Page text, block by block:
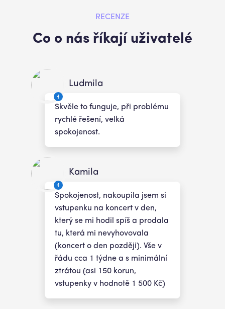
RECENZE
Co o nás říkají uživatelé
Ludmila
Skvěle to funguje, při problému
rychlé řešení, velká
spokojenost.
Kamila
Spokojenost, nakoupila jsem si
vstupenku na koncert v den,
který se mi hodil spíš a prodala
tu, která mi nevyhovovala
(koncert o den později). Vše v
řádu cca 1 týdne a s minimální
ztrátou (asi 150 korun,
vstupenky v hodnotě 1 500 Kč)